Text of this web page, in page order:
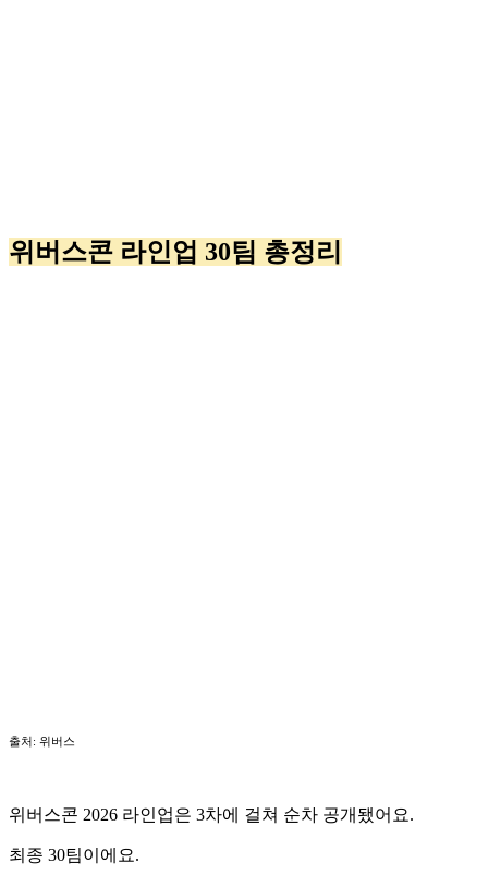
위버스콘 라인업 30팀 총정리
출처: 위버스
위버스콘 2026 라인업은 3차에 걸쳐 순차 공개됐어요.
최종 30팀이에요.